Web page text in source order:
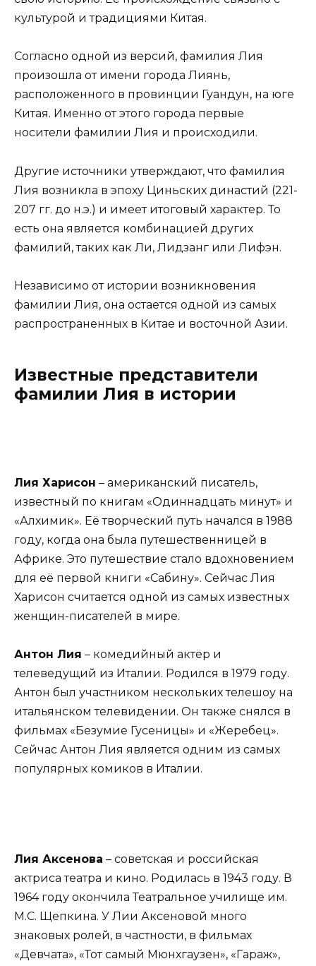
культурой и традициями Китая.
Согласно одной из версий, фамилия Лия
произошла от имени города Лиянь,
расположенного в провинции Гуандун, на юге
Китая. Именно от этого города первые
носители фамилии Лия и происходили.
Другие источники утверждают, что фамилия
Лия возникла в эпоху Циньских династий (221-
207 гг. до н.э.) и имеет итоговый характер. То
есть она является комбинацией других
фамилий, таких как Ли, Лидзанг или Лифэн.
Независимо от истории возникновения
фамилии Лия, она остается одной из самых
распространенных в Китае и восточной Азии.
Известные представители
фамилии Лия в истории
Лия Харисон – американский писатель,
известный по книгам «Одиннадцать минут» и
«Алхимик». Её творческий путь начался в 1988
году, когда она была путешественницей в
Африке. Это путешествие стало вдохновением
для её первой книги «Сабину». Сейчас Лия
Харисон считается одной из самых известных
женщин-писателей в мире.
Антон Лия – комедийный актёр и
телеведущий из Италии. Родился в 1979 году.
Антон был участником нескольких телешоу на
итальянском телевидении. Он также снялся в
фильмах «Безумие Гусеницы» и «Жеребец».
Сейчас Антон Лия является одним из самых
популярных комиков в Италии.
Лия Аксенова – советская и российская
актриса театра и кино. Родилась в 1943 году. В
1964 году окончила Театральное училище им.
М.С. Щепкина. У Лии Аксеновой много
знаковых ролей, в частности, в фильмах
«Девчата», «Тот самый Мюнхгаузен», «Гараж»,